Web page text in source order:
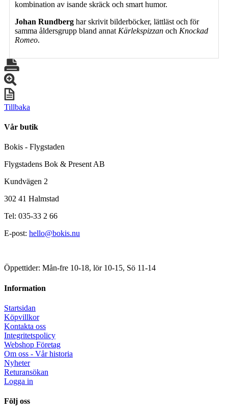
kombination av isande skräck och smart humor.
Johan Rundberg har skrivit bilderböcker, lättläst och för
samma åldersgrupp bland annat Kärlekspizzan och Knockad
Romeo.
Tillbaka
Vår butik
Bokis - Flygstaden
Flygstadens Bok & Present AB
Kundvägen 2
302 41 Halmstad
Tel: 035-33 2 66
E-post: hello@bokis.nu
Öppettider: Mån-fre 10-18, lör 10-15, Sö 11-14
Information
Startsidan
Köpvillkor
Kontakta oss
Integritetspolicy
Webshop Företag
Om oss - Vår historia
Nyheter
Returansökan
Logga in
Följ oss